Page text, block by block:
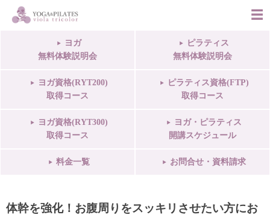
ヨガ
無料体験説明会
ピラティス
無料体験説明会
ヨガ資格(RYT200)
取得コース
ピラティス資格(FTP)
取得コース
ヨガ資格(RYT300)
取得コース
ヨガ・ピラティス
開講スケジュール
料金一覧 お問合せ・資料請求
体幹を強化！お腹周りをスッキリさせたい方にお